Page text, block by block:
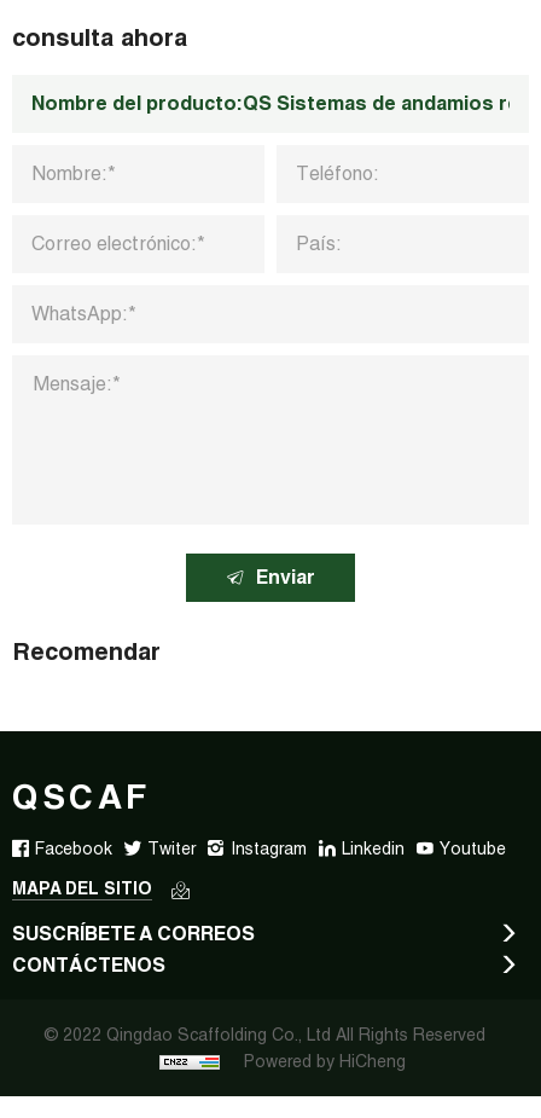
consulta ahora
Enviar
Recomendar
QSCAF
Facebook Twiter Instagram Linkedin Youtube
MAPA DEL SITIO
SUSCRÍBETE A CORREOS
CONTÁCTENOS
© 2022 Qingdao Scaffolding Co., Ltd All Rights Reserved
Powered by HiCheng